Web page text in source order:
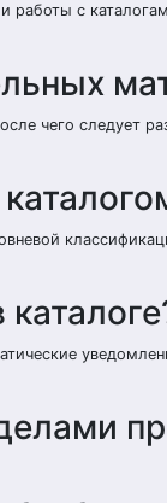
с
чего следует